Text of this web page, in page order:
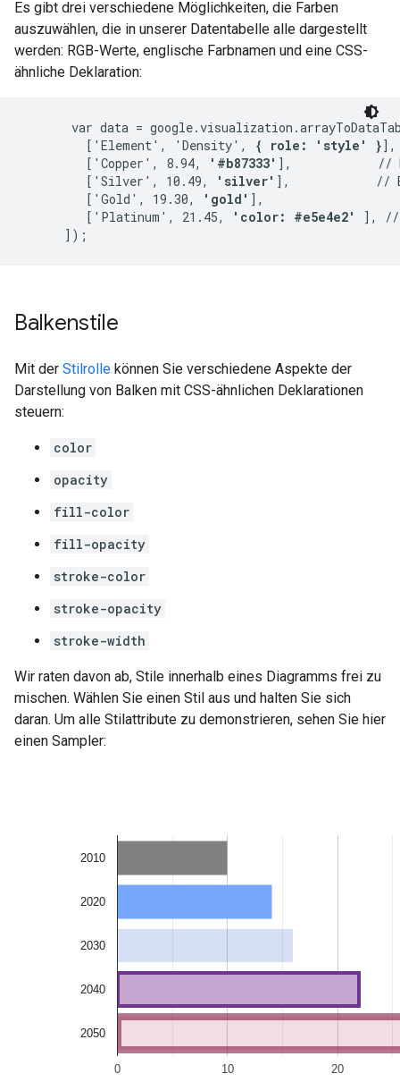
Es gibt drei verschiedene Möglichkeiten, die Farben
auszuwählen, die in unserer Datentabelle alle dargestellt
werden: RGB-Werte, englische Farbnamen und eine CSS-
ähnliche Deklaration:
var data =
         ['Element', 'Density',
{ role: 'style' }],
         ['Copper', 8.94,
'#b87333' ],            //
         ['Silver', 10.49,
'silver' ],            //
         ['Gold', 19.30,
'gold' ],
         ['Platinum', 21.45,
'color: #e5e4e2'
], //
Balkenstile
Mit der Stilrolle können Sie verschiedene Aspekte der
Darstellung von Balken mit CSS-ähnlichen Deklarationen
steuern:
color
opacity
fill-color
fill-opacity
stroke-color
stroke-opacity
stroke-width
Wir raten davon ab, Stile innerhalb eines Diagramms frei zu
mischen. Wählen Sie einen Stil aus und halten Sie sich
daran. Um alle Stilattribute zu demonstrieren, sehen Sie hier
einen Sampler: